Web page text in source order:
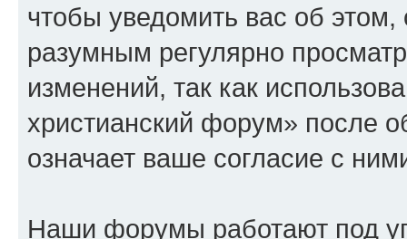
чтобы уведомить вас об
разумным регулярно
изменений, так как
христианский форум» после
означает ваше согласие с
Наши форумы работают под